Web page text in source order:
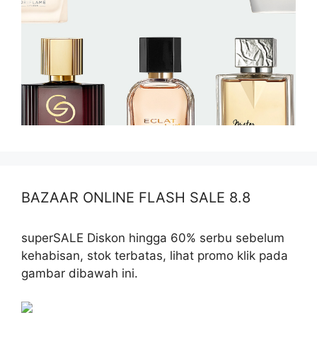
BAZAAR ONLINE FLASH SALE 8.8
superSALE Diskon hingga 60% serbu sebelum
kehabisan, stok terbatas, lihat promo klik pada
gambar dibawah ini.